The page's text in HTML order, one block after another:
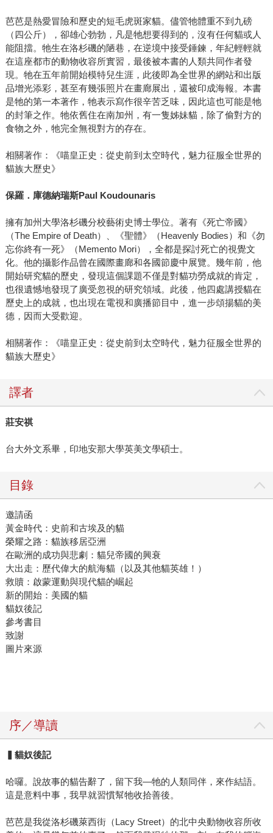
芭芭是熱愛冒險和歷史的短毛虎斑家貓。儘管牠體重不到九磅
（四公斤），卻雄心勃勃，凡是牠想要得到的，沒有任何貓或人
能阻擋。牠生在洛杉磯的陋巷，在逆境中接受錘鍊，年紀輕輕就
在這座都市的動物收容所實習，最後被本書的人類共同作者發
現。牠在五年前開始模特兒生涯，此後即為全世界的網站和出版
品增光添彩，甚至有幾張照片在畫廊展出，還被印成海報。本書
是牠的第一本著作，牠表示寫作很辛苦乏味，因此這也可能是牠
的封筆之作。牠依舊住在南加州，有一隻姊妹貓，除了偷對方的
食物之外，牠完全無視對方的存在。
相關著作：《喵皇正史：從史前到太空時代，魅力征服全世界的
貓族大歷史》
保羅．庫德納瑞斯Paul Koudounaris
擁有加州大學洛杉磯分校藝術史博士學位。著有《死亡帝國》
（The Empire of Death）、《聖體》（Heavenly Bodies）和《勿
忘你終有一死》（Memento Mori），全都是探討死亡的視覺文
化。他的攝影作品曾在國際畫廊和各國節慶中展覽。幾年前，他
開始研究貓的歷史，發現這個課題不僅是對貓功勞成就的肯定，
也很遺憾地發現了廣受忽視的研究領域。此後，他四處講授貓在
歷史上的成就，也出現在電視和廣播節目中，進一步頌揚貓的美
德，因而大受歡迎。
相關著作：《喵皇正史：從史前到太空時代，魅力征服全世界的
貓族大歷史》
譯者
莊安祺
台大外文系畢，印地安那大學英美文學碩士。
目錄
邀請函
黃金時代：史前和古埃及的貓
榮耀之路：貓族移居亞洲
在歐洲的成功與悲劇：貓兒帝國的興衰
大出走：歷代偉大的航海貓（以及其他貓英雄！）
救贖：啟蒙運動與現代貓的崛起
新的開始：美國的貓
貓奴後記
參考書目
致謝
圖片來源
序／導讀
▍貓奴後記
哈囉。說故事的貓告辭了，留下我—牠的人類同伴，來作結語。
這是意料中事，我早就習慣幫牠收拾善後。
芭芭是我從洛杉磯萊西街（Lacy Street）的北中央動物收容所收